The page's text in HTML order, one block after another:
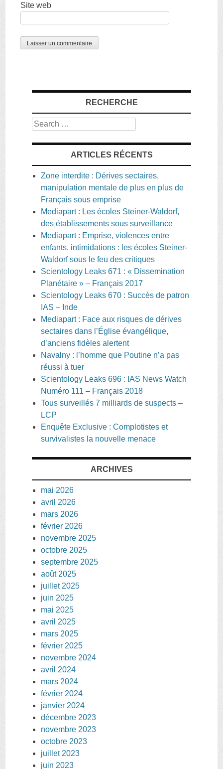
Site web
RECHERCHE
Search
ARTICLES RÉCENTS
Zone interdite : Dérives sectaires,
manipulation mentale de plus en plus de
Français sous emprise
Mediapart : Les écoles Steiner-Waldorf,
des établissements sous surveillance
Mediapart : Emprise, violences entre
enfants, intimidations : les écoles Steiner-
Waldorf sous le feu des critiques
Scientology Leaks 671 : « Dissemination
Planétaire » – Français 2017
Scientology Leaks 670 : Succès de patron
IAS – Inde
Mediapart : Face aux risques de dérives
sectaires dans l’Église évangélique,
d’anciens fidèles alertent
Navalny : l’homme que Poutine n’a pas
réussi à tuer
Scientology Leaks 696 : IAS News Watch
Numéro 111 – Français 2018
Tous surveillés 7 milliards de suspects –
LCP
Enquête Exclusive : Complotistes et
survivalistes la nouvelle menace
ARCHIVES
mai 2026
avril 2026
mars 2026
février 2026
novembre 2025
octobre 2025
septembre 2025
août 2025
juillet 2025
juin 2025
mai 2025
avril 2025
mars 2025
février 2025
novembre 2024
avril 2024
mars 2024
février 2024
janvier 2024
décembre 2023
novembre 2023
octobre 2023
juillet 2023
juin 2023